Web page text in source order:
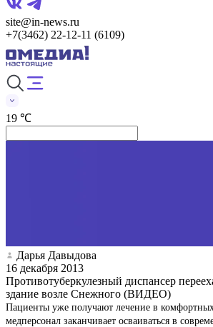
site@in-news.ru
+7(3462) 22-12-11 (6109)
19 ℃
Дарья Давыдова
16 декабря 2013
Противотуберкулезный диспансер
здание возле Снежного (ВИДЕО)
Пациенты уже получают лечение в
медперсонал заканчивает осваиваться в